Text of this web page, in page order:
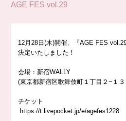
AGE FES vol.29
12月28日(木)開催、『AGE FES
決定いたしました！
会場：新宿WALLY
(東京都新宿区歌舞伎町１丁目２−１
チケット
https://t.livepocket.jp/e/agefes1228